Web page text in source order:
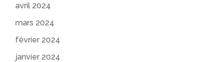
avril 2024
mars 2024
février 2024
janvier 2024